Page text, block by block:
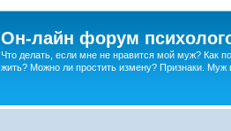
Он-лайн форум
Что делать, если мне не нравится мой муж? Как
жить? Можно ли простить измену? Признаки. Муж